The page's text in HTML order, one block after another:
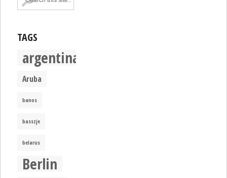
TAGS
argentina
Aruba
banos
basszje
belarus
Berlin